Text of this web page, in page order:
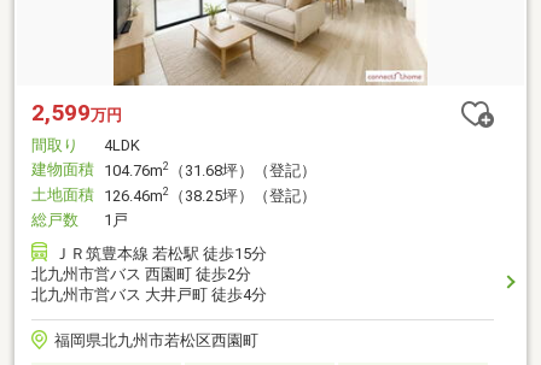
2,599万円
間取り
4LDK
建物面積 104.76m2
（31.68坪）（登記）
土地面積 126.46m2
（38.25坪）（登記）
総戸数
1戸
ＪＲ筑豊本線 若松駅 徒歩15分
北九州市営バス 西園町 徒歩2分
北九州市営バス 大井戸町 徒歩4分
福岡県北九州市若松区西園町